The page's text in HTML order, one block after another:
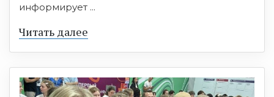
информирует ...
Читать далее